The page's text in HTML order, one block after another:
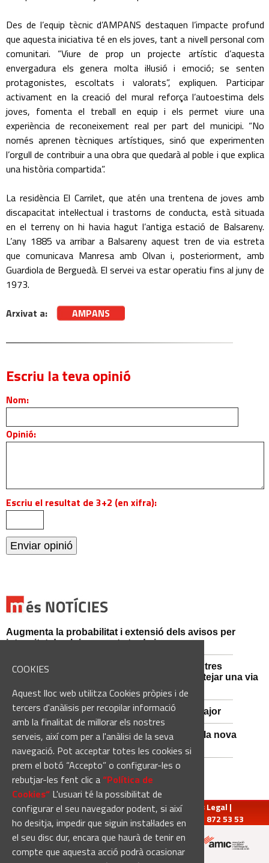
COOKIES
Aquest lloc web utilitza Cookies pròpies i de
tercers d'anàlisis per recopilar informació
amb la finalitat de millorar els nostres
serveis, així com per a l'anàlisi de la seva
navegació. Pot acceptar totes les cookies si
prem el botó “Accepto” o configurar-les o
rebutjar-les fent clic a“Política de
Cookies“ L'usuari té la possibilitat de
configurar el seu navegador podent, si així
ho desitja, impedir que siguin instal·lades en
el seu disc dur, encara que haurà de tenir en
compte que aquesta acció podrà ocasionar
Des de l’equip tècnic d’AMPANS destaquen l’impacte profund
que aquesta iniciativa té en els joves, tant a nivell personal com
comunitari. “Viure de prop un projecte artístic d’aquesta
envergadura els genera molta il·lusió i emoció; se senten
protagonistes, escoltats i valorats”, expliquen. Participar
activament en la creació del mural reforça l’autoestima dels
joves, fomenta el treball en equip i els permet viure una
experiència de reconeixement real per part del municipi. “No
només aprenen tècniques artístiques, sinó que experimenten
l’orgull de contribuir a una obra que quedarà al poble i que explica
una història compartida”.
La residència El Carrilet, que atén una trentena de joves amb
discapacitat intel·lectual i trastorns de conducta, està situada
en el terreny on hi havia hagut l’antiga estació de Balsareny.
L’any 1885 va arribar a Balsareny aquest tren de via estreta
que comunicava Manresa amb Olvan i, posteriorment, amb
Guardiola de Berguedà. El servei va estar operatiu fins al juny de
1973.
Arxivat a:
AMPANS
Escriu la teva opinió
Nom:
Opinió:
Escriu el resultat de 3+2 (en xifra):
Augmenta la probabilitat i extensió dels avisos per
intensitat de pluja aquesta tarda i vespre
Mossos d'Esquadra i Guàrdia Civil detenen tres
persones i n'investiguen una altra per sabotejar una via
fèrria al Bages
Viladordis es prepara per una nova Festa Major
Sant Vicenç de Castellet inicia les obres de la nova
comissaria de la Policia Local
redaccio@manresadiari.cat|Qui som Avís Legal |
Pompeu Fabra, 7-13, 08240-Manresa | Tel.: 93 872 53 53